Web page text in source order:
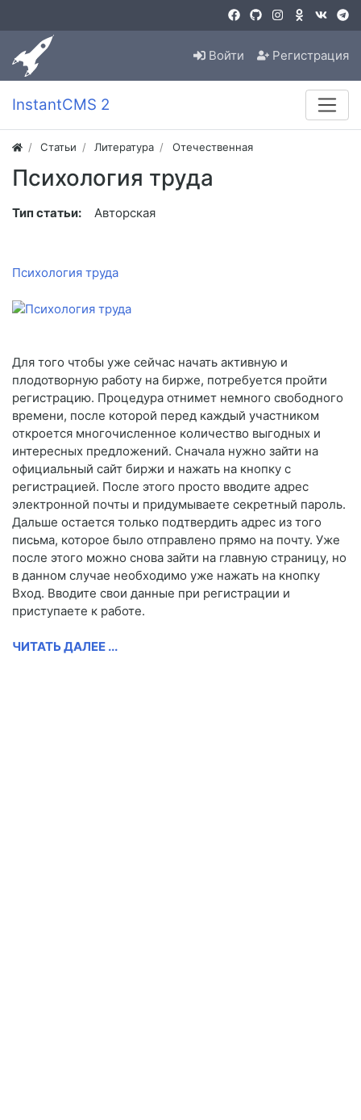
Войти Регистрация
InstantCMS 2
Статьи Литература Отечественная
Психология труда
Тип статьи: Авторская
Психология труда
Для того чтобы уже сейчас начать активную и
плодотворную работу на бирже, потребуется пройти
регистрацию. Процедура отнимет немного свободного
времени, после которой перед каждый участником
откроется многочисленное количество выгодных и
интересных предложений. Сначала нужно зайти на
официальный сайт биржи и нажать на кнопку с
регистрацией. После этого просто вводите адрес
электронной почты и придумываете секретный пароль.
Дальше остается только подтвердить адрес из того
письма, которое было отправлено прямо на почту. Уже
после этого можно снова зайти на главную страницу, но
в данном случае необходимо уже нажать на кнопку
Вход. Вводите свои данные при регистрации и
приступаете к работе.
ЧИТАТЬ ДАЛЕЕ ...